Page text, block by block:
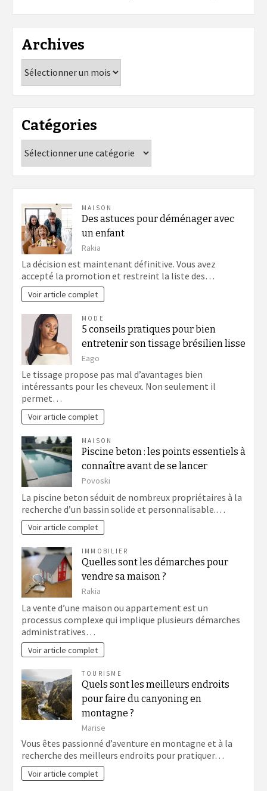
Archives
Catégories
MAISON
Des astuces pour déménager avec
un enfant
Rakia
La décision est maintenant définitive. Vous avez
accepté la promotion et restreint la liste des…
Voir article complet
MODE
5 conseils pratiques pour bien
entretenir son tissage brésilien lisse
Eago
Le tissage propose pas mal d’avantages bien
intéressants pour les cheveux. Non seulement il
permet…
Voir article complet
MAISON
Piscine beton : les points essentiels à
connaître avant de se lancer
Povoski
La piscine beton séduit de nombreux propriétaires à la
recherche d’un bassin solide et personnalisable.…
Voir article complet
IMMOBILIER
Quelles sont les démarches pour
vendre sa maison ?
Rakia
La vente d’une maison ou appartement est un
processus complexe qui implique plusieurs démarches
administratives…
Voir article complet
TOURISME
Quels sont les meilleurs endroits
pour faire du canyoning en
montagne ?
Marise
Vous êtes passionné d’aventure en montagne et à la
recherche des meilleurs endroits pour pratiquer…
Voir article complet